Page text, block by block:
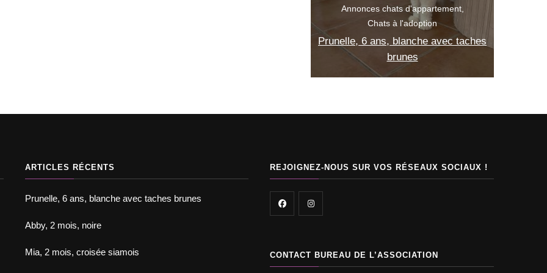
Prunelle, 6 ans, blanche avec taches
Adopter un chat Chats à l'adoption
Abby, 2 mois, noire
ARTICLES RÉCENTS
Prunelle, 6 ans, blanche avec taches brunes
Abby, 2 mois, noire
Mia, 2 mois, croisée siamois
REJOIGNEZ-NOUS SUR VOS RÉSEAUX SOCIAUX !
CONTACT BUREAU DE L’ASSOCIATION